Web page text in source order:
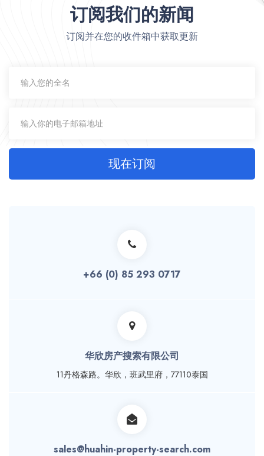
订阅我们的新闻
订阅并在您的收件箱中获取更新
现在订阅
+66 (0) 85 293 0717
华欣房产搜索有限公司
11丹格森路。华欣，班武里府，77110泰国
sales@huahin-property-search.com